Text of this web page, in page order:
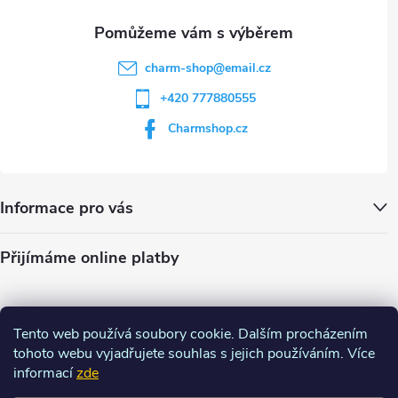
Tento web používá soubory cookie. Dalším procházením
tohoto webu vyjadřujete souhlas s jejich používáním. Více
informacízde
charm-shop@email.cz
+420 777880555
Charmshop.cz
Informace pro vás
Přijímáme online platby